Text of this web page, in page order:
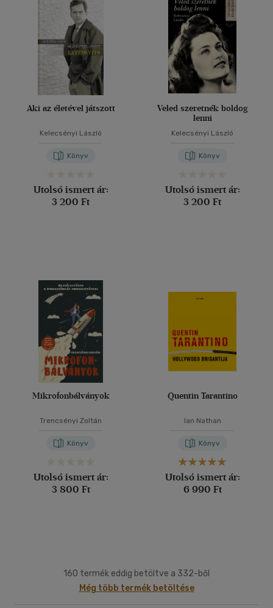
Aki az életével játszott
Kelecsényi László
Könyv
Utolsó ismert ár:
3 200 Ft
Veled szeretnék boldog
lenni
Kelecsényi László
Könyv
Utolsó ismert ár:
3 200 Ft
Mikrofonbálványok
Trencsényi Zoltán
Könyv
Utolsó ismert ár:
3 800 Ft
Quentin Tarantino
Ian Nathan
Könyv
Utolsó ismert ár:
6 990 Ft
160 termék eddig betöltve a 332-ből
Még több termék betöltése